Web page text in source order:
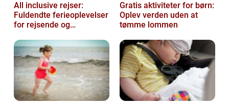
All inclusive rejser:
Fuldendte ferieoplevelser
for rejsende og
Gratis aktiviteter for børn:
Oplev verden uden at
tømme lommen